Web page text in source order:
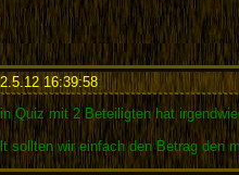
16:39:58:
Quiz mit 2 Beteiligten hat
sollten wir einfach den Betrag den